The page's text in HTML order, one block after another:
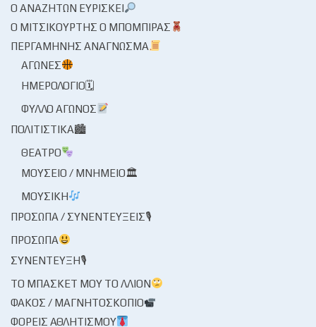
Ο ΑΝΑΖΗΤΏΝ ΕΥΡΊΣΚΕΙ
Ο ΜΙΤΣΙΚΟΥΡΤΉΣ Ο ΜΠΌΜΠΙΡΑΣ
ΠΕΡΓΑΜΗΝΉΣ ΑΝΆΓΝΩΣΜΑ
ΑΓΏΝΕΣ
ΗΜΕΡΟΛΌΓΙΟ🗓
ΦΎΛΛΟ ΑΓΏΝΟΣ
ΠΟΛΙΤΙΣΤΙΚΆ🏙
ΘΈΑΤΡΟ
ΜΟΥΣΕΊΟ / ΜΝΗΜΕΊΟ🏛
ΜΟΥΣΙΚΉ
ΠΡΌΣΩΠΑ / ΣΥΝΕΝΤΕΎΞΕΙΣ🎙
ΠΡΌΣΩΠΑ
ΣΥΝΈΝΤΕΥΞΗ🎙
ΤΟ ΜΠΆΣΚΕΤ ΜΟΥ ΤΟ ΛΛΊΟΝ
ΦΑΚΌΣ / ΜΑΓΝΗΤΟΣΚΌΠΙΟ
ΦΟΡΕΊΣ ΑΘΛΗΤΙΣΜΟΎ